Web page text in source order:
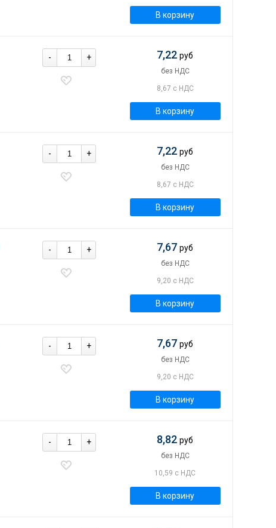
В корзину
- + 7,22руб
без НДС
8,67 с НДС
В корзину
- + 7,22руб
без НДС
8,67 с НДС
В корзину
- + 7,67руб
без НДС
9,20 с НДС
В корзину
- + 7,67руб
без НДС
9,20 с НДС
В корзину
- + 8,82руб
без НДС
10,59 с НДС
В корзину